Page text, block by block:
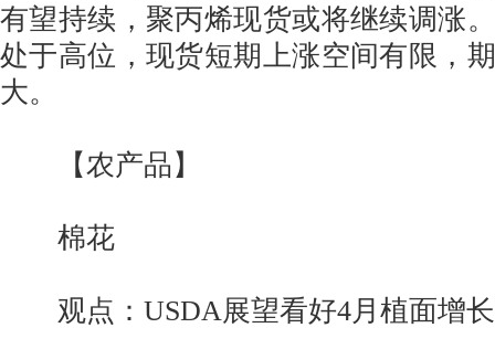
有望持续，聚丙烯现货或将继续调涨
处于高位，现货短期上涨空间有限，
大。
【农产品】
棉花
观点：USDA展望看好4月植面增长